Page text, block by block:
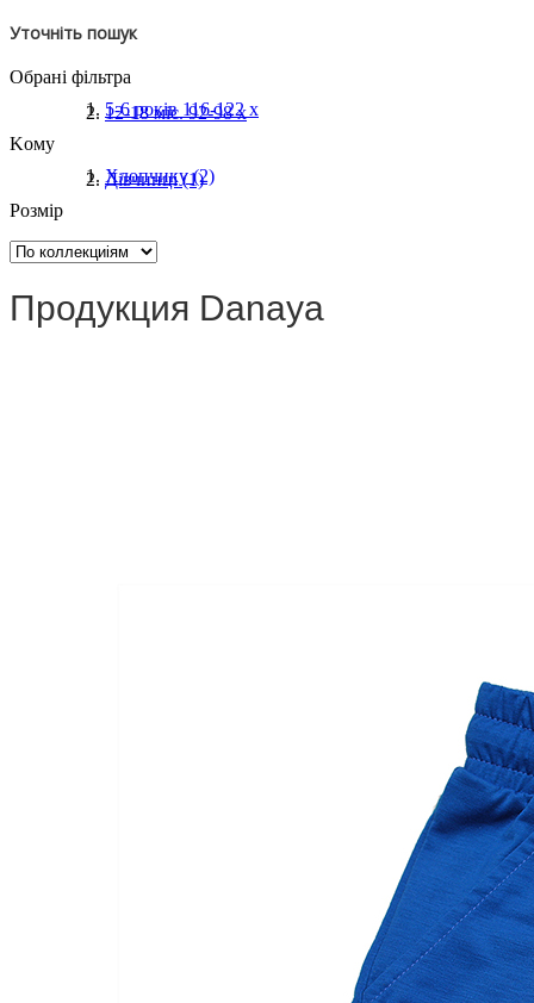
Уточніть пошук
Обрані фільтра
5-6 років 116-122 x
12-18 міс. 92-98 x
Koму
Хлопчику (2)
Дівчинці (1)
Розмір
Продукция Danaya